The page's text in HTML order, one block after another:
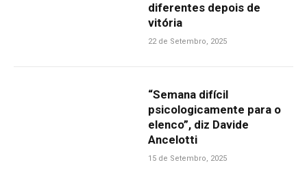
diferentes depois de
vitória
22 de Setembro, 2025
“Semana difícil
psicologicamente para o
elenco”, diz Davide
Ancelotti
15 de Setembro, 2025